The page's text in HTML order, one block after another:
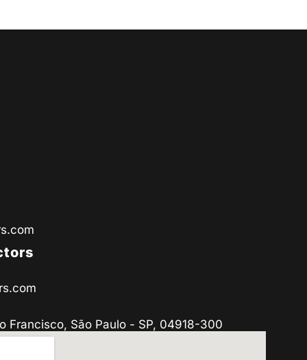
Francisco, São Paulo - SP, 04918-300